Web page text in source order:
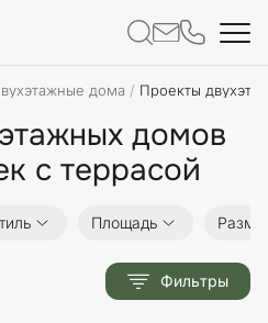
дома Проекты
домов
с террасой
Площадь
Фильтры